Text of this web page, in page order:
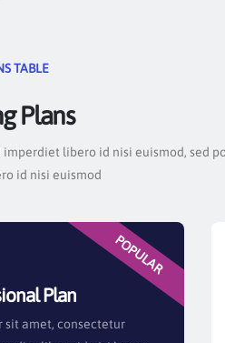
TABLE
Plans
libero id nisi euismod, sed
id nisi euismod
POPULAR
Plan
sit amet, consectetur